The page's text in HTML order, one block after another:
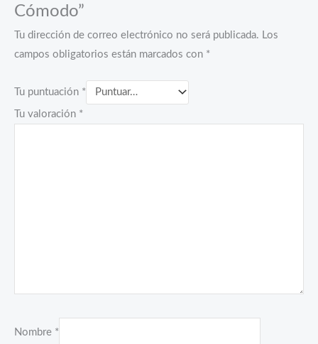
Cómodo”
Tu dirección de correo electrónico no será publicada. Los
campos obligatorios están marcados con *
Tu puntuación *
Tu valoración *
Nombre *